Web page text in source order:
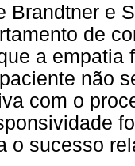
Brandtner e
de
a empatia
não
com o
o sucesso